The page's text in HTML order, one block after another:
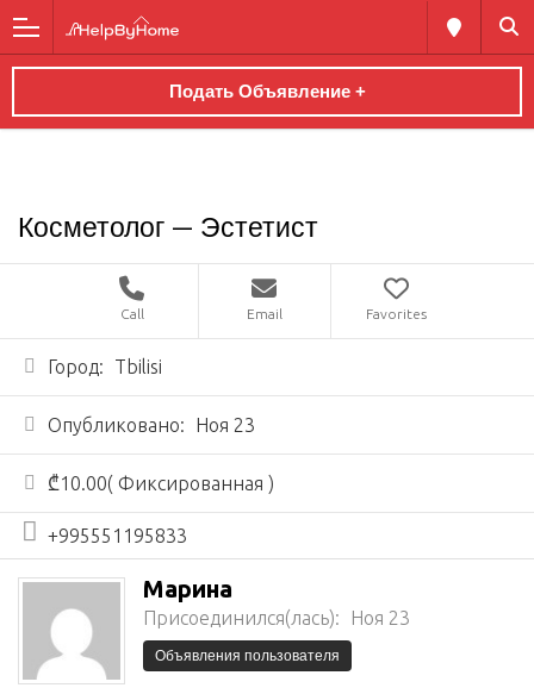
Подать Объявление +
Косметолог — Эстетист
Call Email Favorites
Город: Tbilisi
Опубликовано: Ноя 23
₾10.00( Фиксированная )
+995551195833
Марина
Присоединился(лась): Ноя 23
Объявления пользователя